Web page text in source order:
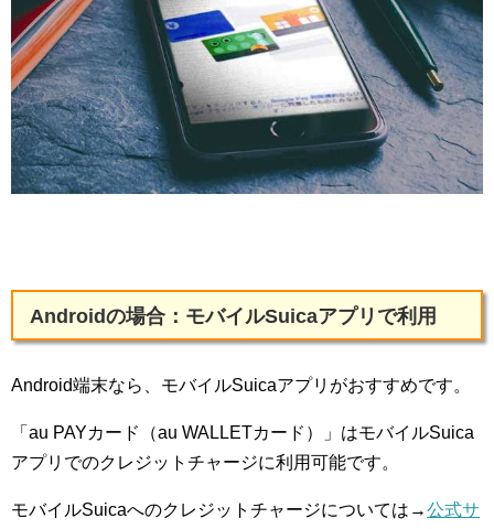
Androidの場合：モバイルSuicaアプリで利用
Android端末なら、モバイルSuicaアプリがおすすめです。
「au PAYカード（au WALLETカード）」はモバイルSuica
アプリでのクレジットチャージに利用可能です。
モバイルSuicaへのクレジットチャージについては→公式サ